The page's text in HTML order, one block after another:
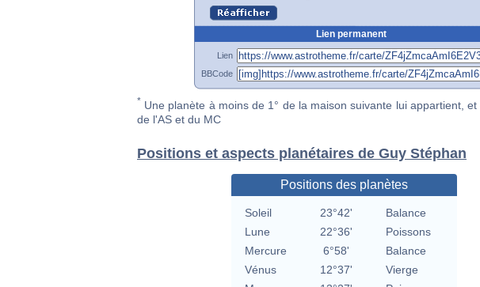
Lien permanent
Lien
BBCode
* Une planète à moins de 1° de la maison suivante lui appartient, et
de l'AS et du MC
Positions et aspects planétaires de Guy Stéphan
Positions des planètes
Soleil 23°42'
Balance
Lune
22°36'
Poissons
Mercure
6°58'
Balance
Vénus
12°37'
Vierge